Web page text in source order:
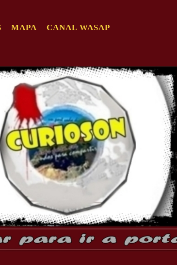
MAPA CANAL WASAP